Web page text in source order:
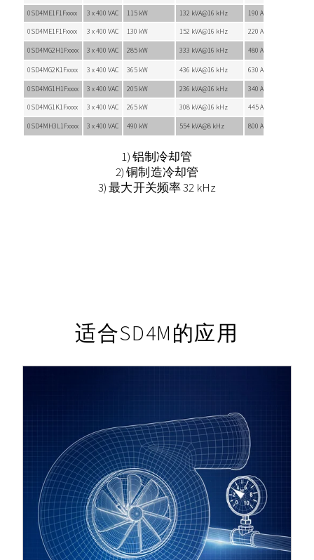
0SD4ME1F1Fxxxx 3 x 400 VAC 115 kW 132 kVA@16 kHz 190 A@16 kHz
0SD4ME1F1Fxxxx
3 x 400 VAC 130 kW 152 kVA@16 kHz 220 A@16 kHz
0SD4MG2H1Fxxxx 3 x 400 VAC 285 kW 333 kVA@16 kHz 480 A@16 kHz
0SD4MG2K1Fxxxx 3 x 400 VAC 365 kW 436 kVA@16 kHz 630 A@16 kHz
0SD4MG1H1Fxxxx 3 x 400 VAC 205 kW 236 kVA@16 kHz 340 A@16 kHz
0SD4MG1K1Fxxxx
3 x 400 VAC 265 kW 308 kVA@16 kHz 445 A@16 kHz
0SD4MH3L1Fxxxx 3 x 400 VAC 490 kW 554 kVA@8 kHz 800 A@8 kHz
1) 铝制冷却管
2) 铜制造冷却管
3) 最大开关频率 32 kHz
适合SD4M的应用